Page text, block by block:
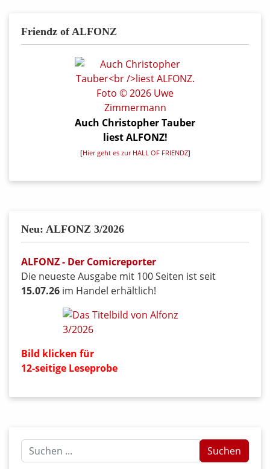
Friendz of ALFONZ
Auch Christopher Tauber
liest ALFONZ!
[Hier geht es zur HALL OF FRIENDZ]
Neu: ALFONZ 3/2026
ALFONZ - Der Comicreporter
Die neueste Ausgabe mit 100 Seiten ist seit
15.07.26 im Handel erhältlich!
Bild klicken für
12-seitige Leseprobe
Suchen
...
Suchen